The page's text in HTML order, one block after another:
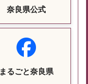
奈良県公式
まるごと奈良県